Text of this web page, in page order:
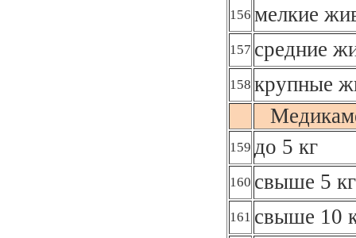
156 мелкие
157 средние
158 крупные
159 до 5 кг
160 свыше 5
161 свыше 10